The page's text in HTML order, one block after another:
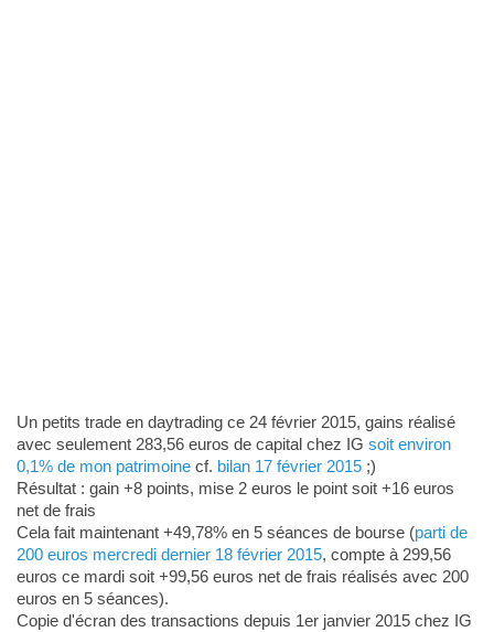
Un petits trade en daytrading ce 24 février 2015, gains réalisé
avec seulement 283,56 euros de capital chez IG soit environ
0,1% de mon patrimoinecf. bilan 17 février 2015;)
Résultat : gain +8 points, mise 2 euros le point soit +16 euros
net de frais
Cela fait maintenant +49,78% en 5 séances de bourse (parti de
200 euros mercredi dernier 18 février 2015, compte à 299,56
euros ce mardi soit +99,56 euros net de frais réalisés avec 200
euros en 5 séances).
Copie d'écran des transactions depuis 1er janvier 2015 chez IG